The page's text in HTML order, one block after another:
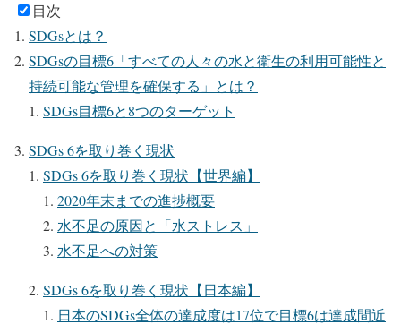
目次
SDGsとは？
SDGsの目標6「すべての人々の水と衛生の利用可能性と
持続可能な管理を確保する」とは？
SDGs目標6と8つのターゲット
SDGs 6を取り巻く現状
SDGs 6を取り巻く現状【世界編】
2020年末までの進捗概要
水不足の原因と「水ストレス」
水不足への対策
SDGs 6を取り巻く現状【日本編】
日本のSDGs全体の達成度は17位で目標6は達成間近